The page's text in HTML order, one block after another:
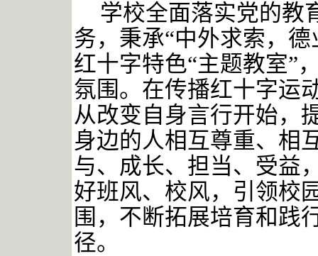
学校全面落实党的教
务，秉承“中外求索，
红十字特色“主题教室”
氛围。在传播红十字运
从改变自身言行开始，
身边的人相互尊重、相
与、成长、担当、受益
好班风、校风，引领校
围，不断拓展培育和践
径。